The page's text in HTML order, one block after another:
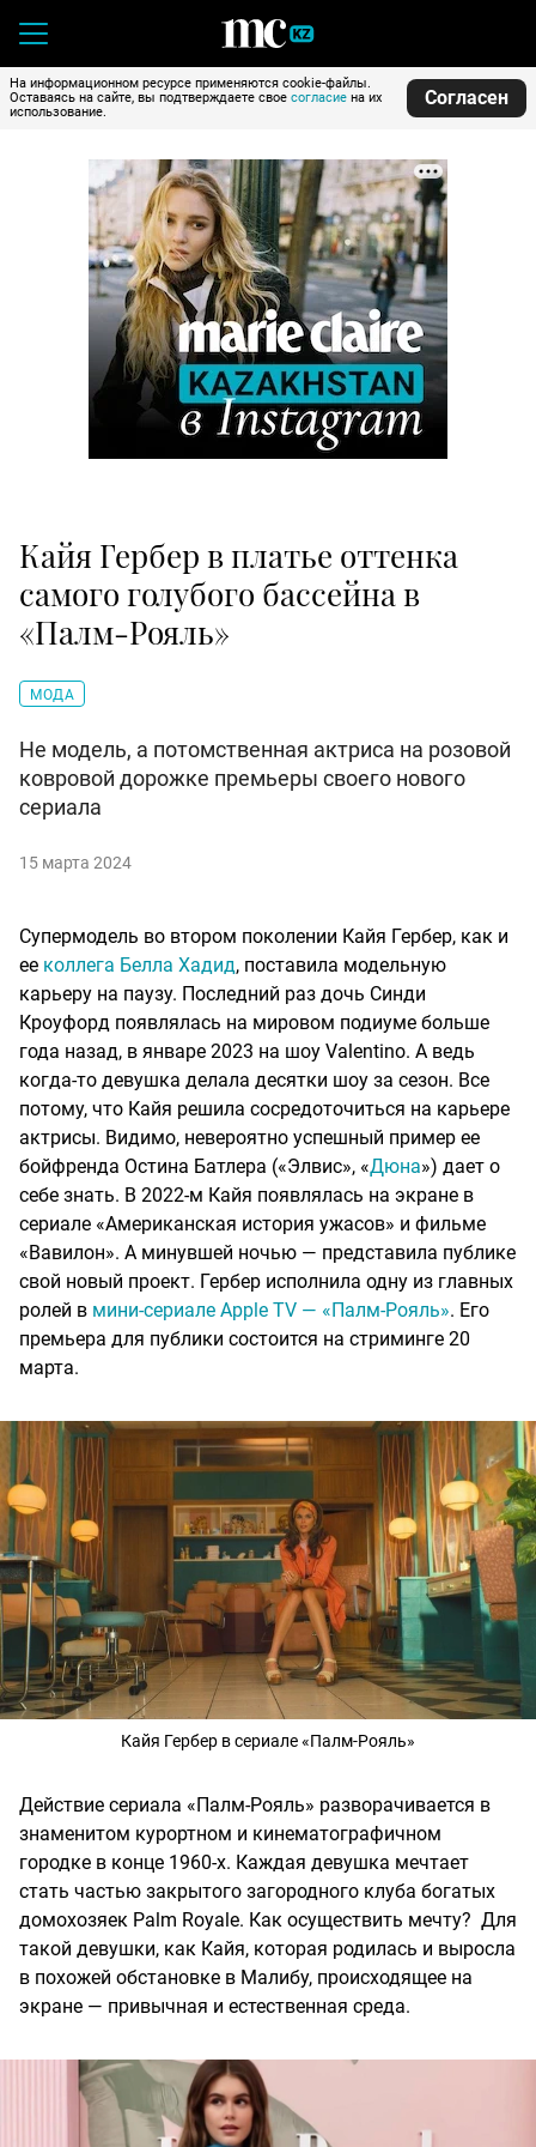
На информационном ресурсе применяются cookie-файлы.
Оставаясь на сайте, вы подтверждаете свое согласие на их
использование.
Согласен
Кайя Гербер в платье оттенка
самого голубого бассейна в
«Палм-Рояль»
МОДА
Не модель, а потомственная актриса на розовой
ковровой дорожке премьеры своего нового
сериала
15 марта 2024
Супермодель во втором поколении Кайя Гербер, как и
ее коллега Белла Хадид, поставила модельную
карьеру на паузу. Последний раз дочь Синди
Кроуфорд появлялась на мировом подиуме больше
года назад, в январе 2023 на шоу Valentino. А ведь
когда-то девушка делала десятки шоу за сезон. Все
потому, что Кайя решила сосредоточиться на карьере
актрисы. Видимо, невероятно успешный пример ее
бойфренда Остина Батлера («Элвис», «Дюна») дает о
себе знать. В 2022-м Кайя появлялась на экране в
сериале «Американская история ужасов» и фильме
«Вавилон». А минувшей ночью — представила публике
свой новый проект. Гербер исполнила одну из главных
ролей в мини-сериале Apple TV — «Палм-Рояль». Его
премьера для публики состоится на стриминге 20
марта.
Кайя Гербер в сериале «Палм-Рояль»
Действие сериала «Палм-Рояль» разворачивается в
знаменитом курортном и кинематографичном
городке в конце 1960-х. Каждая девушка мечтает
стать частью закрытого загородного клуба богатых
домохозяек Palm Royale. Как осуществить мечту? Для
такой девушки, как Кайя, которая родилась и выросла
в похожей обстановке в Малибу, происходящее на
экране — привычная и естественная среда.